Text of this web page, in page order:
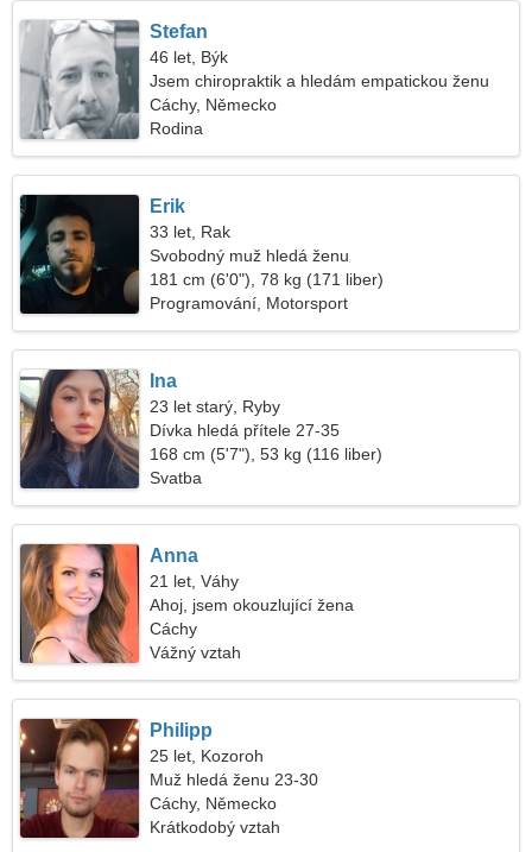
Stefan
46 let, Býk
Jsem chiropraktik a hledám empatickou ženu
Cáchy, Německo
Rodina
Erik
33 let, Rak
Svobodný muž hledá ženu
181 cm (6'0"), 78 kg (171 liber)
Programování, Motorsport
Ina
23 let starý, Ryby
Dívka hledá přítele 27-35
168 cm (5'7"), 53 kg (116 liber)
Svatba
Anna
21 let, Váhy
Ahoj, jsem okouzlující žena
Cáchy
Vážný vztah
Philipp
25 let, Kozoroh
Muž hledá ženu 23-30
Cáchy, Německo
Krátkodobý vztah